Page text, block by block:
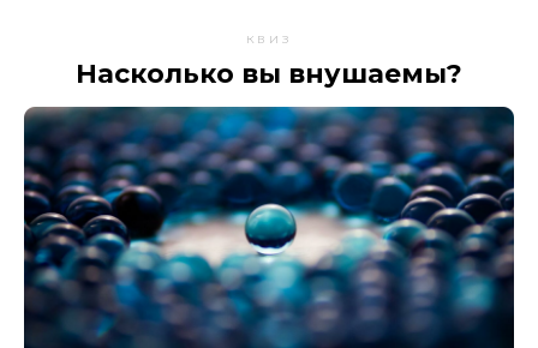
квиз
Насколько вы внушаемы?